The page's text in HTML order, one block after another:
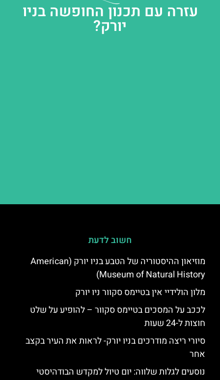
עזרה עם תכנון החופשה בניו
יורק?
חשוב לדעת
מוזיאון ההיסטוריה של הטבע בניו יורק (American
Museum of Natural History)
מלון הולידיי אין בטיימס סקוור ניו יורק
לככב על המסכים בטיימס סקוור – להופיע על שלט
חוצות ל-24 שעות
סיורי ריצה מודרכים בניו יורק- לראות את העיר בקצב
אחר
נוסעים לגלות שלווה: יום טיול למקדש הבודהיסטי